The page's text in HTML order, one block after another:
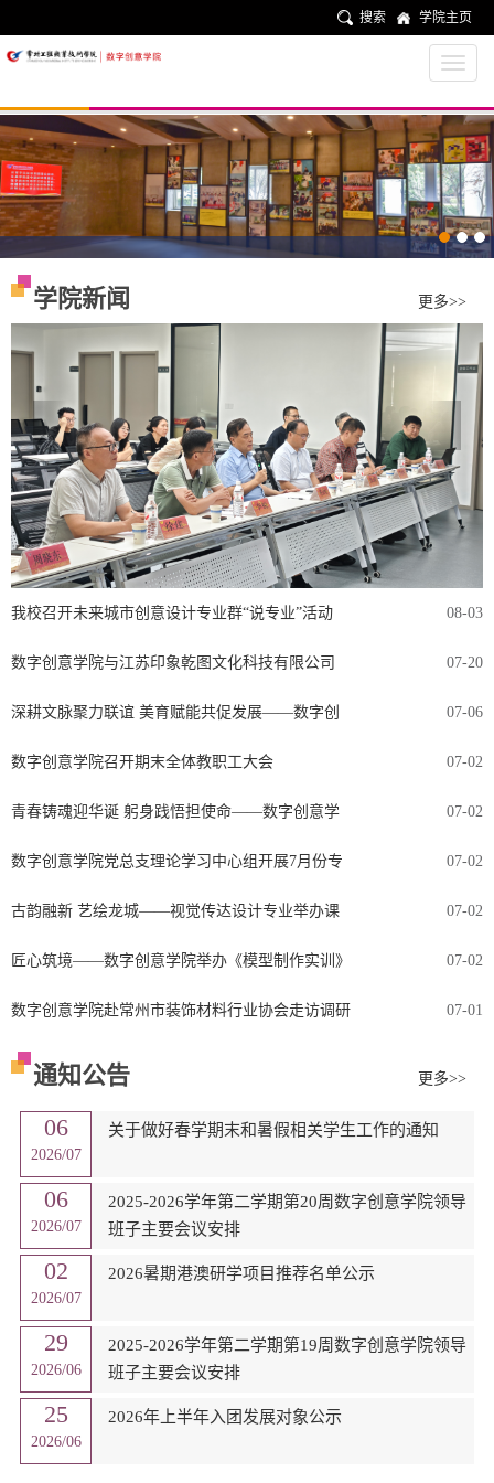
搜索 学院主页
学院新闻 更多>>
我校召开未来城市创意设计专业群“说专业”活动 08-03
​数字创意学院与江苏印象乾图文化科技有限公司 07-20
深耕文脉聚力联谊 美育赋能共促发展——数字创 07-06
数字创意学院召开期末全体教职工大会 07-02
青春铸魂迎华诞 躬身践悟担使命——数字创意学 07-02
数字创意学院党总支理论学习中心组开展7月份专 07-02
古韵融新 艺绘龙城——视觉传达设计专业举办课 07-02
匠心筑境——数字创意学院举办《模型制作实训》 07-02
数字创意学院赴常州市装饰材料行业协会走访调研 07-01
通知公告 更多>>
06
2026/07
关于做好春学期末和暑假相关学生工作的通知
06
2026/07
2025-2026学年第二学期第20周数字创意学院领导
班子主要会议安排
02
2026/07
2026暑期港澳研学项目推荐名单公示
29
2026/06
2025-2026学年第二学期第19周数字创意学院领导
班子主要会议安排
25
2026/06
2026年上半年入团发展对象公示